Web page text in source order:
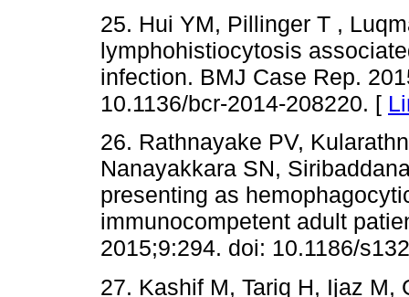
25. Hui YM, Pillinger T ,
lymphohistiocytosis
infection. BMJ Case Rep.
10.1136/bcr-2014-208220. [
26. Rathnayake PV,
Nanayakkara SN,
presenting as
immunocompetent adult
2015;9:294. doi: 10.1186/
27. Kashif M, Tariq H, Ijaz M,